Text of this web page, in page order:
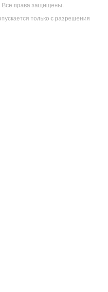
права защищены.
только с разрешения